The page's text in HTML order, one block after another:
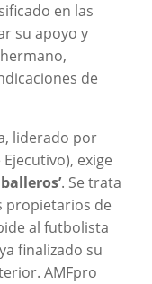
en las
su apoyo y
de
liderado por
exige
. Se trata
propietarios de
al futbolista
finalizado su
AMFpro